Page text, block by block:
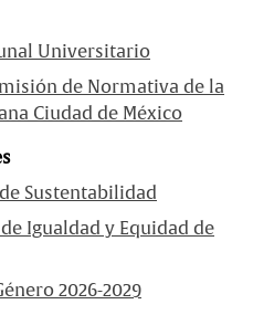
Universitario
de Normativa de la
Ciudad de México
Sustentabilidad
Igualdad y Equidad de
2026-2029